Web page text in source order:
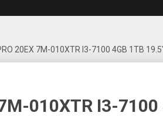
20EX 7M-010XTR I3-7100 4GB 1TB
010XTR I3-7100